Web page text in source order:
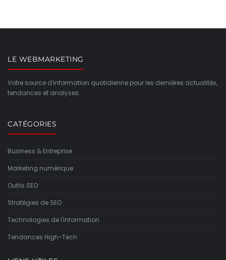
LE WEBMARKETING
Votre source d'information quotidienne pour les dernières actualités,
tendances et analyses.
CATÉGORIES
Business & Entreprise
Marketing numérique
Outils SEO
Stratégies de SEO
Technologies de l'information
Tendances High-Tech